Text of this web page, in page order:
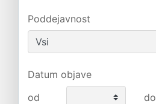
Poddejavnost
Datum objave
od
do